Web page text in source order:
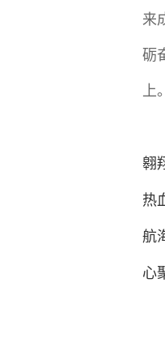
来
砺
上。
翱
热
航
心